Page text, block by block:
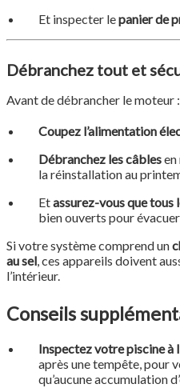
Et inspecter lepanier de
Débranchez tout et
Avant de débrancher le moteur :
Coupez l’alimentation
Débranchez les câbles
la réinstallation au
Etassurez-vous que tous
bien ouverts pour
Si votre système comprend un
au sel, ces appareils doivent
l’intérieur.
Conseils
Inspectez votre piscine à
après une tempête, pour
qu’aucune accumulation